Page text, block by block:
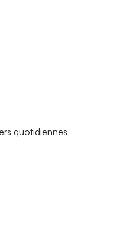
quotidiennes